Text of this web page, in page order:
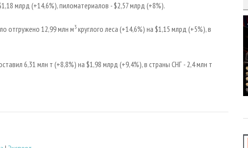
млрд (+14,6%), пиломатериалов - $2,57 млрд (+8%).
отгружено 12,99 млн м3 круглого леса (+14,6%) на $1,15 млрд (+5%), в
6,31 млн т (+8,8%) на $1,98 млрд (+9,4%), в страны СНГ - 2,4 млн т